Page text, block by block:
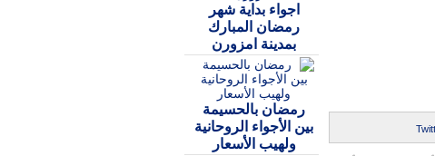
اجواء بداية شهر
رمضان المبارك
بمدينة امزورن
رمضان بالحسيمة
بين الأجواء الروحانية
ولهيب الأسعار